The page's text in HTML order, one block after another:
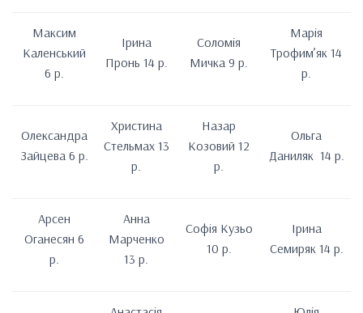
Максим
Каленський
6 р.
Ірина
Пронь 14 р.
Соломія
Мичка 9 р.
Марія
Трофим’як 14
р.
Олександра
Зайцева 6 р.
Христина
Стельмах 13
р.
Назар
Козовий 12
р.
Ольга
Даниляк 14 р.
Арсен
Оганесян 6
р.
Анна
Марченко
13 р.
Софія Кузьо
10 р.
Ірина
Семиряк 14 р.